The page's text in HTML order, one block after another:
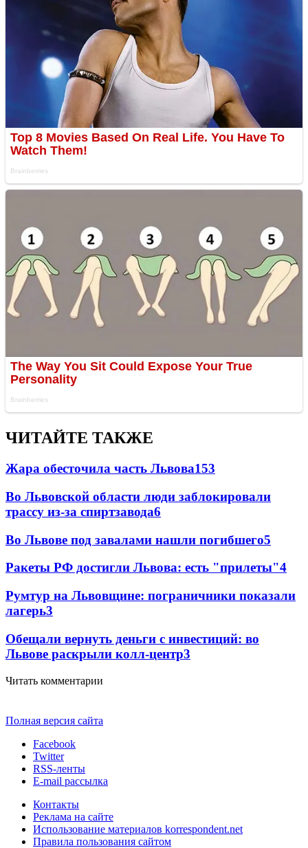
ЧИТАЙТЕ ТАКЖЕ
Жара обесточила часть Львова153
Во Львовской области люди заблокировали
трассу из-за спиртзавода6
Во Львове под завалами нашли погибшего5
Ракеты РФ достигли Львова: есть "прилеты"4
Румтур на Львовщине: пограничники показали
лагерь3
Обещали вернуть деньги с инвестиций: во
Львове раскрыли колл-центр3
Читать комментарии
Полная версия сайта
Facebook
Twitter
RSS-ленты
E-mail рассылка
Контакты
Реклама на сайте
Использование материалов korrespondent.net
Правила пользования сайтом